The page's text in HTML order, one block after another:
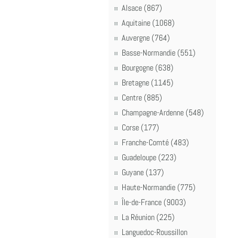
Alsace (867)
Aquitaine (1068)
Auvergne (764)
Basse-Normandie (551)
Bourgogne (638)
Bretagne (1145)
Centre (885)
Champagne-Ardenne (548)
Corse (177)
Franche-Comté (483)
Guadeloupe (223)
Guyane (137)
Haute-Normandie (775)
Île-de-France (9003)
La Réunion (225)
Languedoc-Roussillon